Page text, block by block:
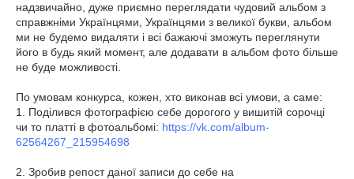
надзвичайно, дуже приємно переглядати чудовий альбом з
справжніми Українцями, Українцями з великої букви, альбом
ми не будемо видаляти і всі бажаючі зможуть переглянути
його в будь який момент, але додавати в альбом фото більше
не буде можливості.
По умовам конкурса, кожен, хто виконав всі умови, а саме:
1. Поділився фотографією себе дорогого у вишитій сорочці
чи то платті в фотоальбомі: https://vk.com/album-
62564267_215954698
2. Зробив репост даної записи до себе на